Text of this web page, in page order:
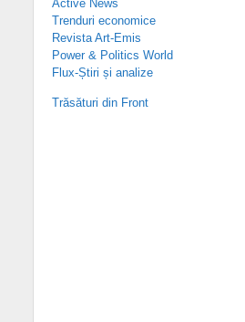
Active News
Trenduri economice
Revista Art-Emis
Power & Politics World
Flux-Știri și analize
Trăsături din Front